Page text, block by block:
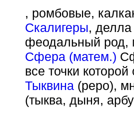
, ромбовые,
Скалигеры,
феодальный род,
Сфера (матем.)
все точки
Тыквина (pepo),
(тыква, дыня,